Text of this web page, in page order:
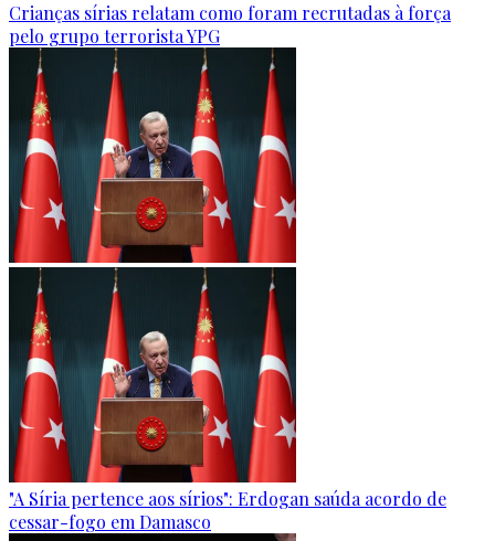
Crianças sírias relatam como foram recrutadas à força
pelo grupo terrorista YPG
"A Síria pertence aos sírios": Erdogan saúda acordo de
cessar-fogo em Damasco